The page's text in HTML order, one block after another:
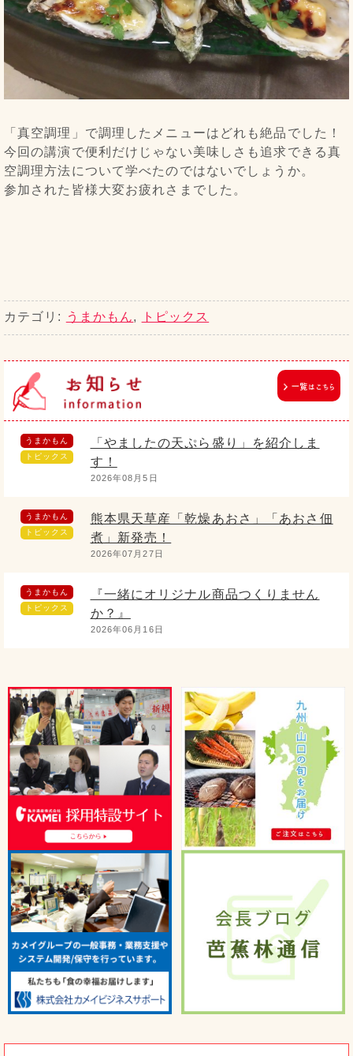
「真空調理」で調理したメニューはどれも絶品でした！
今回の講演で便利だけじゃない美味しさも追求できる真
空調理方法について学べたのではないでしょうか。
参加された皆様大変お疲れさまでした。
カテゴリ: うまかもん, トピックス
うまかもん
トピックス
「やましたの天ぷら盛り」を紹介しま
す！
2026年08月5日
うまかもん
トピックス
熊本県天草産「乾燥あおさ」「あおさ佃
煮」新発売！
2026年07月27日
うまかもん
トピックス
『一緒にオリジナル商品つくりません
か？』
2026年06月16日
ました！
2026年05月2日
うまかもん
トピックス
たべる辣油木耳ご紹介
2026年04月15日
トピックス
桃屋と共同開発！国産豚肉の本格豚キム
チ！！
2026年03月24日
宮崎県の「株式会社餃子の馬渡」の冷凍
餃子を紹介します！
2026年02月4日
うまかもん
熊本限定 ワンピースコラボ太平燕発売
です！
2026年01月15日
すましメール」にご注意ください